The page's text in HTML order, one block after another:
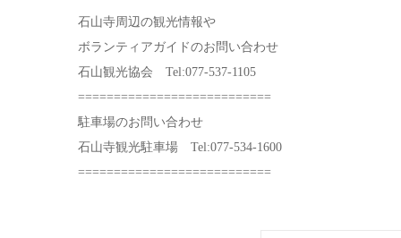
石山寺周辺の観光情報や
ボランティアガイドのお問い合わせ
石山観光協会 Tel:077-537-1105
===========================
駐車場のお問い合わせ
石山寺観光駐車場 Tel:077-534-1600
===========================